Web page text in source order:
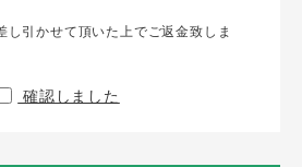
引かせて頂いた上でご返金致しま
確認しました